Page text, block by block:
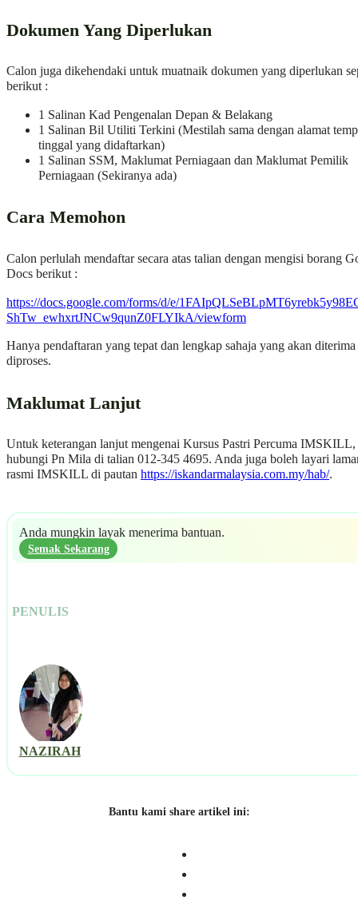
Dokumen Yang Diperlukan
Calon juga dikehendaki untuk muatnaik dokumen yang diperlukan
berikut :
1 Salinan Kad Pengenalan Depan & Belakang
1 Salinan Bil Utiliti Terkini (Mestilah sama dengan alamat
tinggal yang didaftarkan)
1 Salinan SSM, Maklumat Perniagaan dan Maklumat Pemilik
Perniagaan (Sekiranya ada)
Cara Memohon
Calon perlulah mendaftar secara atas talian dengan mengisi borang
Docs berikut :
https://docs.google.com/forms/d/e/
ShTw_ewhxrtJNCw9qunZ0FLYIkA/viewform
Hanya pendaftaran yang tepat dan lengkap sahaja yang akan diterima
diproses.
Maklumat Lanjut
Untuk keterangan lanjut mengenai Kursus Pastri Percuma IMSKILL,
hubungi Pn Mila di talian 012-345 4695. Anda juga boleh layari
rasmi IMSKILL di pautan https://iskandarmalaysia.com.my/hab/.
Anda mungkin layak menerima bantuan.
Semak Sekarang
PENULIS
NAZIRAH
Bantu kami share artikel ini: